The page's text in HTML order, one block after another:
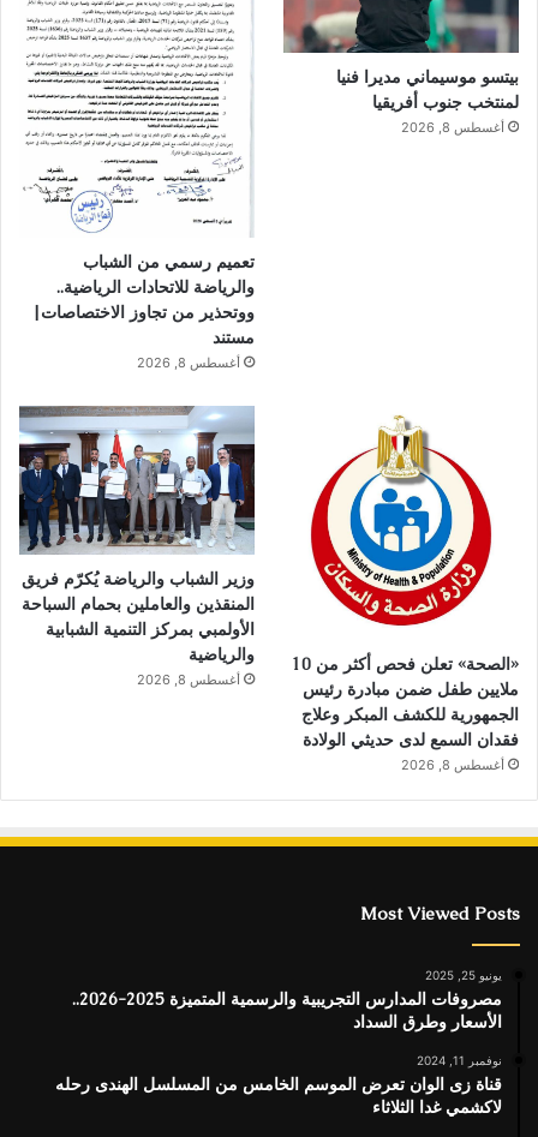
بيتسو موسيماني مديرا فنيا
لمنتخب جنوب أفريقيا
أغسطس 8, 2026
تعميم رسمي من الشباب
والرياضة للاتحادات الرياضية..
ووتحذير من تجاوز الاختصاصات|
مستند
أغسطس 8, 2026
«الصحة» تعلن فحص أكثر من 10
ملايين طفل ضمن مبادرة رئيس
الجمهورية للكشف المبكر وعلاج
فقدان السمع لدى حديثي الولادة
أغسطس 8, 2026
وزير الشباب والرياضة يُكرّم فريق
المنقذين والعاملين بحمام السباحة
الأولمبي بمركز التنمية الشبابية
والرياضية
أغسطس 8, 2026
Most Viewed Posts
يونيو 25, 2025
مصروفات المدارس التجريبية والرسمية المتميزة 2025-2026..
الأسعار وطرق السداد
نوفمبر 11, 2024
قناة زى الوان تعرض الموسم الخامس من المسلسل الهندى رحله
لاكشمي غدا الثلاثاء